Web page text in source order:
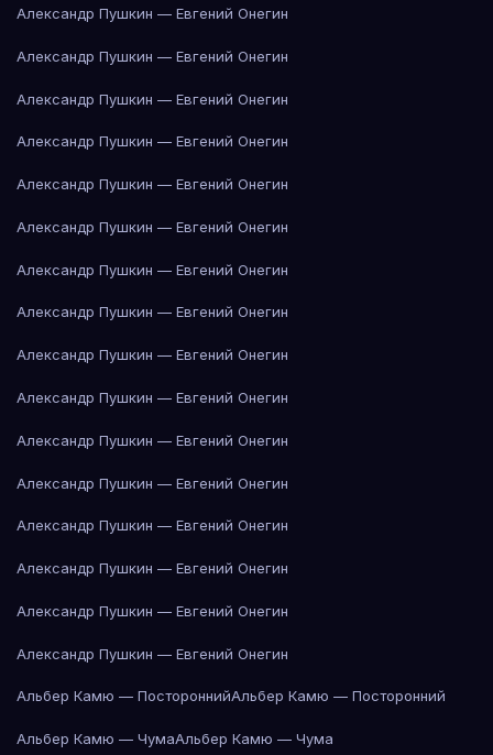
Александр Пушкин — Евгений Онегин
Александр Пушкин — Евгений Онегин
Александр Пушкин — Евгений Онегин
Александр Пушкин — Евгений Онегин
Александр Пушкин — Евгений Онегин
Александр Пушкин — Евгений Онегин
Александр Пушкин — Евгений Онегин
Александр Пушкин — Евгений Онегин
Александр Пушкин — Евгений Онегин
Александр Пушкин — Евгений Онегин
Александр Пушкин — Евгений Онегин
Александр Пушкин — Евгений Онегин
Александр Пушкин — Евгений Онегин
Александр Пушкин — Евгений Онегин
Александр Пушкин — Евгений Онегин
Александр Пушкин — Евгений Онегин
Альбер Камю — ПостороннийАльбер Камю — Посторонний
Альбер Камю — ЧумаАльбер Камю — Чума